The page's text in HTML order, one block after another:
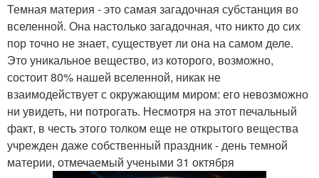
Темная материя - это самая загадочная субстанция во
вселенной. Она настолько загадочная, что никто до сих
пор точно не знает, существует ли она на самом деле.
Это уникальное вещество, из которого, возможно,
состоит 80% нашей вселенной, никак не
взаимодействует с окружающим миром: его невозможно
ни увидеть, ни потрогать. Несмотря на этот печальный
факт, в честь этого толком еще не открытого вещества
учрежден даже собственный праздник - день темной
материи, отмечаемый учеными 31 октября